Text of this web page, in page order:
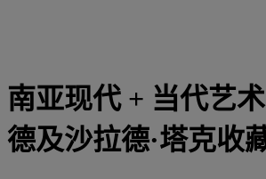
南亚现代 + 当代艺
德及沙拉德·塔克收